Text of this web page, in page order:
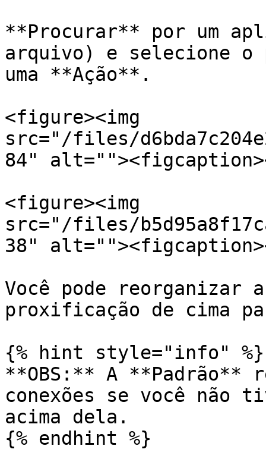
**Procurar** por um
arquivo) e selecione o
uma **Ação**.
<figure><img
src="/files/
84"
<figure><img
src="/files/
38"
Você pode reorganizar
proxificação de cima
{% hint style="info" %}
**OBS:** A **Padrão**
conexões se você não
acima dela.
{% endhint %}